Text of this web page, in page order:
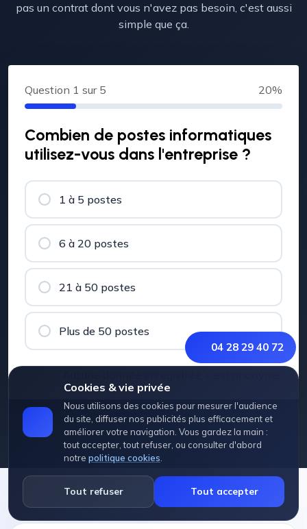
04 28 29 40 72
Cookies & vie privée
Nous utilisons des cookies pour mesurer l'audience
du site, diffuser nos publicités plus efficacement et
améliorer votre navigation. Vous gardez la main :
tout accepter, tout refuser, ou consulter d'abord
notre politique cookies
Tout refuser Tout accepter
pas un contrat dont vous n'avez pas besoin, c'est aussi
simple que ça.
Question 1 sur 5 20%
Combien de postes informatiques
utilisez-vous dans l'entreprise ?
1 à 5 postes
6 à 20 postes
21 à 50 postes
Plus de 50 postes